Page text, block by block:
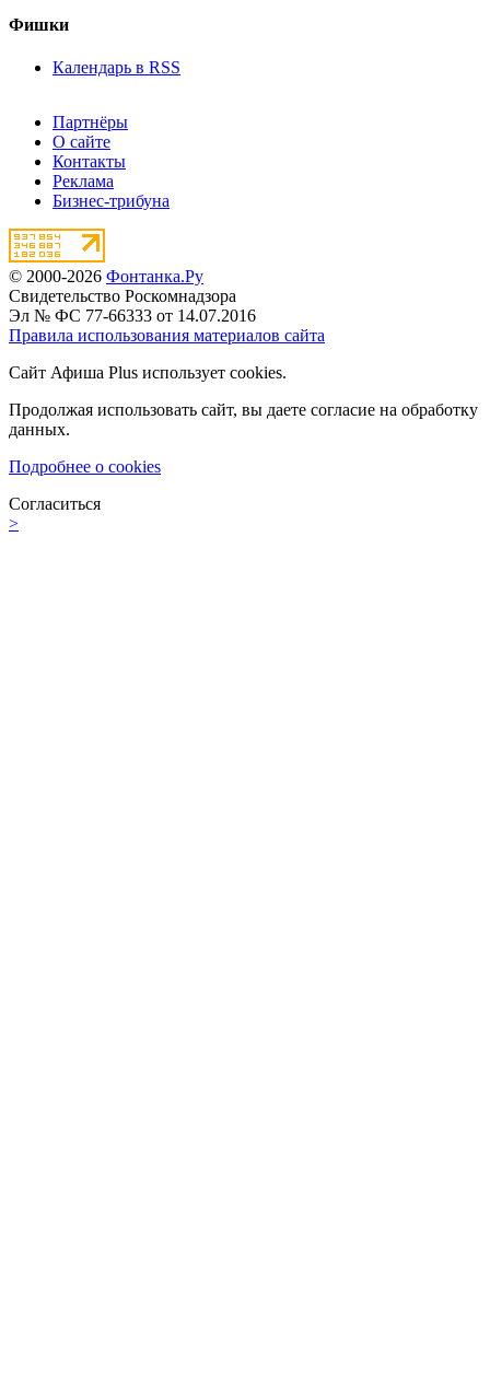
Фишки
Календарь в RSS
Партнёры
О сайте
Контакты
Реклама
Бизнес-трибуна
© 2000-2026 Фонтанка.Ру
Свидетельство Роскомнадзора
Эл № ФС 77-66333 от 14.07.2016
Правила использования материалов сайта
Сайт Афиша Plus использует cookies.
Продолжая использовать сайт, вы даете согласие на обработку
данных.
Подробнее о cookies
Согласиться
>